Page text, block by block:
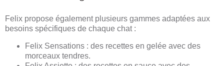
Felix propose également plusieurs gammes adaptées aux
besoins spécifiques de chaque chat :
Felix Sensations : des recettes en gelée avec des
morceaux tendres.